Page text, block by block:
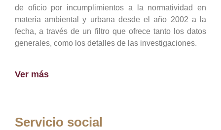
de oficio por incumplimientos a la normatividad en
materia ambiental y urbana desde el año 2002 a la
fecha, a través de un filtro que ofrece tanto los datos
generales, como los detalles de las investigaciones.
Ver más
Servicio social